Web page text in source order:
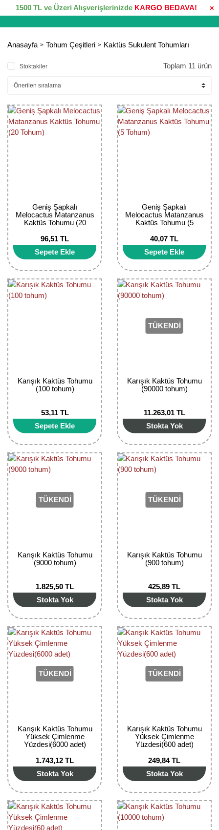
×
1500 TL ve Üzeri Alışverişlerinizde KARGO BEDAVA!
Anasayfa Tohum Çeşitleri Kaktüs Sukulent Tohumları
Stoktakiler Toplam 11 ürün
Geniş Şapkalı
Melocactus Matanzanus
Kaktüs Tohumu (20
96,51 TL
Sepete Ekle
Geniş Şapkalı
Melocactus Matanzanus
Kaktüs Tohumu (5
40,07 TL
Sepete Ekle
Karışık Kaktüs Tohumu
(100 tohum)
53,11 TL
Sepete Ekle
TÜKENDİ
Karışık Kaktüs Tohumu
(90000 tohum)
11.263,01 TL
Stokta Yok
TÜKENDİ
Karışık Kaktüs Tohumu
(9000 tohum)
1.825,50 TL
Stokta Yok
TÜKENDİ
Karışık Kaktüs Tohumu
(900 tohum)
425,89 TL
Stokta Yok
TÜKENDİ
Karışık Kaktüs Tohumu
Yüksek Çimlenme
Yüzdesi(6000 adet)
1.743,12 TL
Stokta Yok
TÜKENDİ
Karışık Kaktüs Tohumu
Yüksek Çimlenme
Yüzdesi(600 adet)
249,84 TL
Stokta Yok